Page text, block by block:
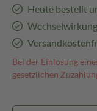
Heute bestellt
Bei der Einlösung
gesetzlichen